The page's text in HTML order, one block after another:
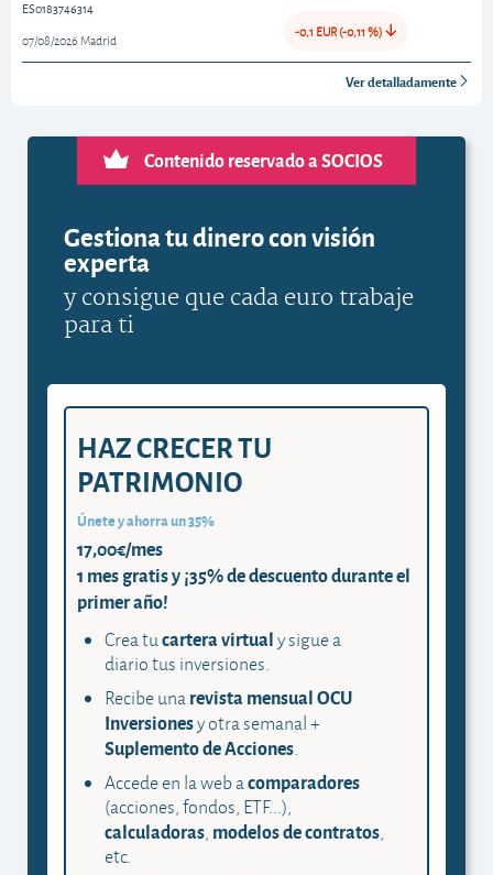
ES0183746314
07/08/2026 Madrid
-0,1 EUR (-0,11 %)
Ver detalladamente
Contenido reservado a SOCIOS
Gestiona tu dinero con visión
experta
y consigue que cada euro trabaje
para ti
HAZ CRECER TU
PATRIMONIO
Únete y ahorra un 35%
17,00€/mes
1 mes gratis y ¡35% de descuento durante el
primer año!
Crea tucartera virtualy sigue a
diario tus inversiones.
Recibe unarevista mensual OCU
Inversionesy otra semanal +
Suplemento de Acciones.
Accede en la web acomparadores
(acciones, fondos, ETF...),
calculadoras, modelos de contratos,
etc.